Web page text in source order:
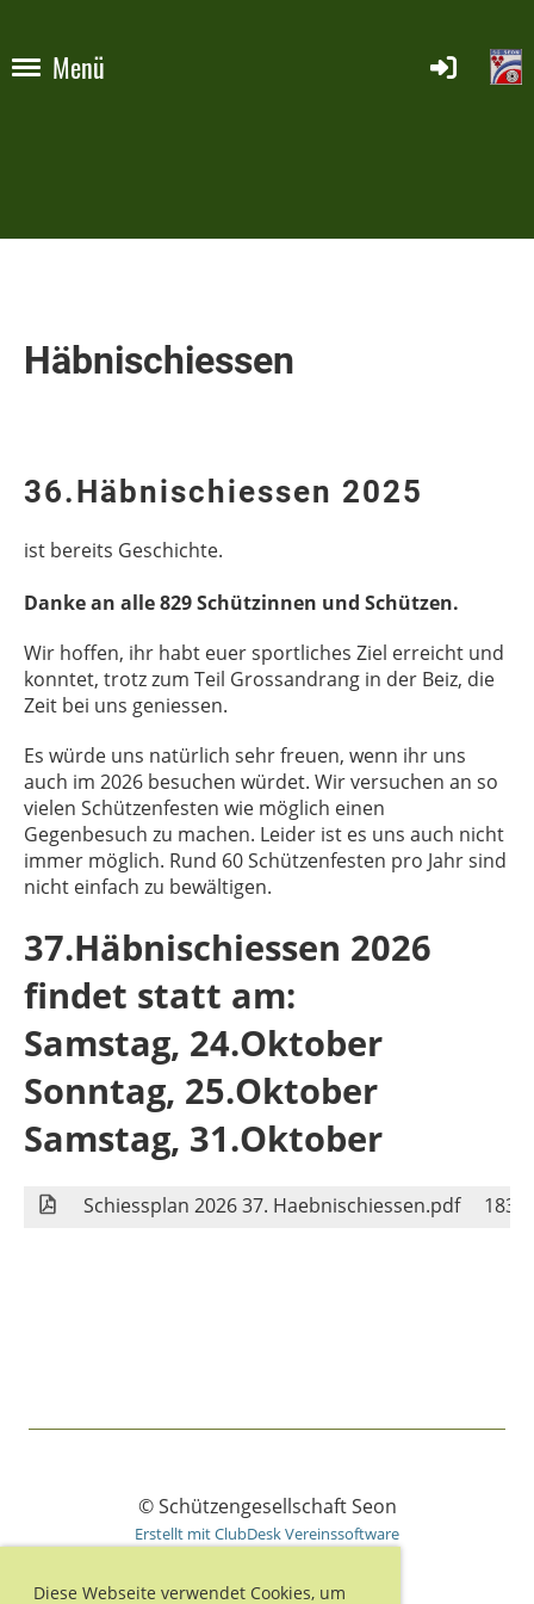
Diese Webseite verwendet Cookies, um
Menü
Häbnischiessen
36.Häbnischiessen 2025
ist bereits Geschichte.
Danke an alle 829 Schützinnen und Schützen.
Wir hoffen, ihr habt euer sportliches Ziel erreicht und
konntet, trotz zum Teil Grossandrang in der Beiz, die
Zeit bei uns geniessen.
Es würde uns natürlich sehr freuen, wenn ihr uns
auch im 2026 besuchen würdet. Wir versuchen an so
vielen Schützenfesten wie möglich einen
Gegenbesuch zu machen. Leider ist es uns auch nicht
immer möglich. Rund 60 Schützenfesten pro Jahr sind
nicht einfach zu bewältigen.
37.Häbnischiessen 2026
findet statt am:
Samstag, 24.Oktober
Sonntag, 25.Oktober
Samstag, 31.Oktober
Schiessplan 2026 37. Haebnischiessen.pdf 183
© Schützengesellschaft Seon
Erstellt mit ClubDesk Vereinssoftware